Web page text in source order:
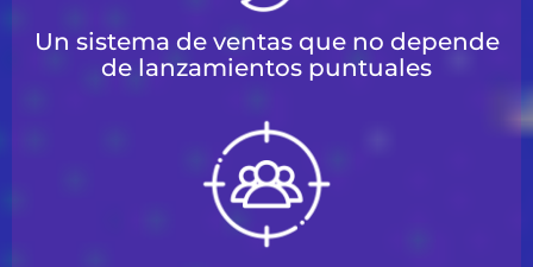
Un sistema de ventas que no depende
de lanzamientos puntuales